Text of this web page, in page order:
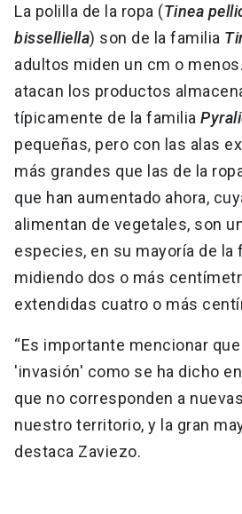
La polilla de la ropa (Tinea
bisselliella) son de la familia
adultos miden un cm o
atacan los productos
típicamente de la familia
pequeñas, pero con las alas
más grandes que las de la
que han aumentado ahora,
alimentan de vegetales, son
especies, en su mayoría de la
midiendo dos o más
extendidas cuatro o más
“Es importante mencionar
'invasión' como se ha dicho
que no corresponden a
nuestro territorio, y la gran
destaca Zaviezo.